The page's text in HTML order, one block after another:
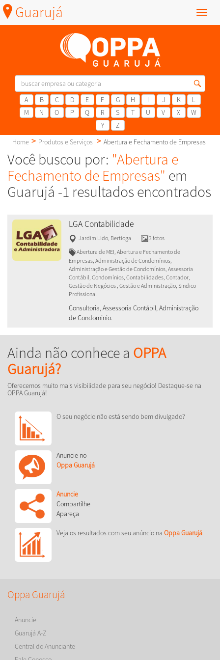
Menu
Guarujá
A B C D E F G H I J K
L
M
N O P Q R S T U V X
W
Y
Z
Home
Produtos e Serviços Abertura e Fechamento de Empresas
Você buscou por: "Abertura e
Fechamento de Empresas" em
Guarujá -1 resultados encontrados
LGA Contabilidade
Jardim Lido, Bertioga
3 fotos
Abertura de MEI, Abertura e Fechamento de
Empresas, Administração de Condomínios,
Administração e Gestão de Condomínios, Assessoria
Contábil, Condomínios, Contabilidades, Contador,
Gestão de Negócios , Gestão e Administração, Sindico
Profissional
Consultoria, Assessoria Contábil, Administração
de Condominio.
Ainda não conhece a OPPA
Guarujá?
Oferecemos muito mais visibilidade para seu negócio! Destaque-se na
OPPA Guarujá!
O seu negócio não está sendo bem divulgado?
Anuncie no
Oppa Guarujá
Anuncie
Compartilhe
Apareça
Veja os resultados com seu anúncio na Oppa Guarujá
Oppa Guarujá
Anuncie
Guarujá A-Z
Central do Anunciante